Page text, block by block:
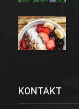
KONTAKT